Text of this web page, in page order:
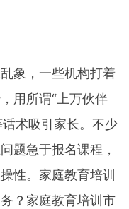
象，一些机构打着
用所谓“上万伙伴
话术吸引家长。不少
题急于报名课程，
性。家庭教育培训
？家庭教育培训市